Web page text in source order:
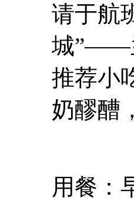
请于航
城”——
推荐小
奶醪醩
用餐：